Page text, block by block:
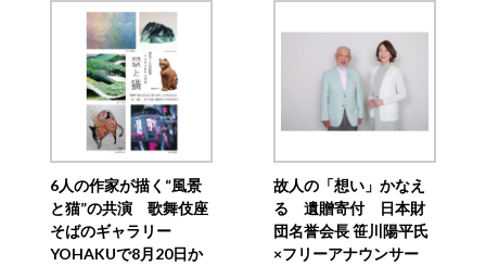
6人の作家が描く“風景
と猫”の共演 歌舞伎座
そばのギャラリー
YOHAKUで8月20日か
故人の「想い」かなえ
る 遺贈寄付 日本財
団名誉会長 笹川陽平氏
×フリーアナウンサー